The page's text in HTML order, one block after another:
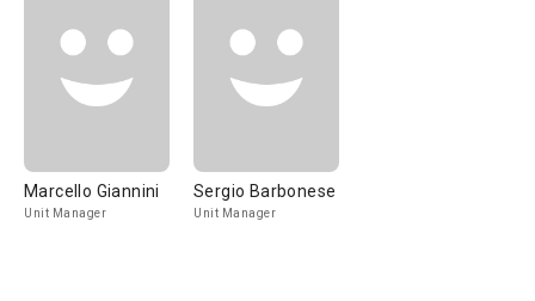
Marcello Giannini
Unit Manager
Sergio Barbonese
Unit Manager